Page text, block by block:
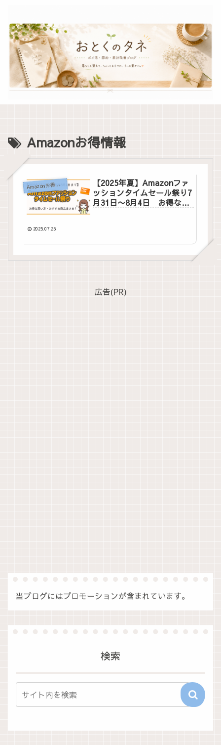
Amazonお得情報
A
mazonお得情報
【2025年夏】Amazonファ
ッションタイムセール祭り7
月31日〜8月4日 お得な買
2025.07.25
広告(PR)
当ブログにはプロモーションが含まれています。
検索